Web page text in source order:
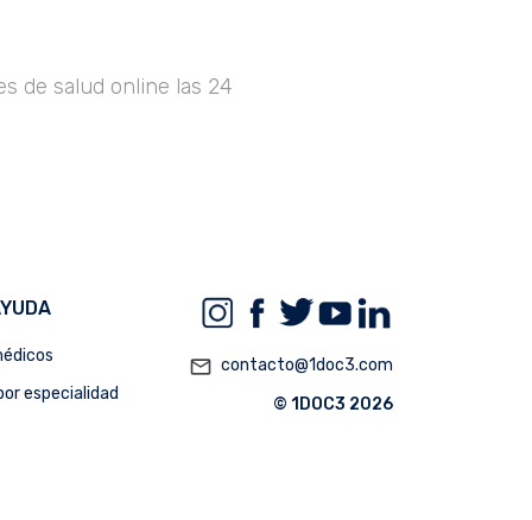
de salud online las 24
especialidad
mail_outline contacto@1doc3.com
© 1DOC3 2026